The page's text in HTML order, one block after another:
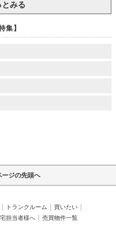
とみる
集】
ージの先頭へ
トランクルーム
買いたい
担当者様へ 売買物件一覧